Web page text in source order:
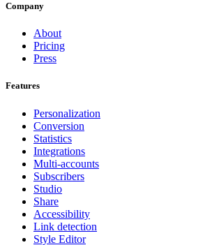
Company
About
Pricing
Press
Features
Personalization
Conversion
Statistics
Integrations
Multi-accounts
Subscribers
Studio
Share
Accessibility
Link detection
Style Editor